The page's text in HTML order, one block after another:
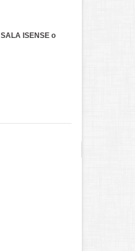
SALA ISENSE o